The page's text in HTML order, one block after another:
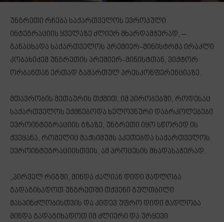
უნგრეთი რჩება საქართველოს ევროპული
ინტეგრაციის ყველაზე ძლიერ მხარდამჭერად, –
განაცხადა საქართველოს პრემიერ-მინისტრმა ირაკლი
კობახიძემ უნგრეთის პრემიერ-მინისტთან, ვიქტორ
ორბანთან ერთად გამართულ პრესკონფერენციაზე.
მთავრობის მეთაურის თქმით, იმ პირობებში, როდესაც
საქართველოს ექმნებოდა ხელოვნური დაბრკოლებები
ევროინტეგრაციის გზაზე, უნგრეთი იყო სწორედ ის
ქვეყანა, რომელიც მაქსიმუმს აკეთებდა საქართველოს
ევროინტეგრაციისთვის, ამ პროცესის მხადასაჭერად.
„პირველ რიგში, მინდა ძალიან დიდი მადლობა
გადაგიხადოთ უნგრეთში თქვენი გულთბილი
მასპინძლობისთვის და კიდევ უფრო დიდი მადლობა
მინდა გადაგიხადოთ იმ ძლიერი და ურყევი